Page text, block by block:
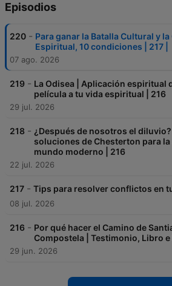
Episodios
220 - Para ganar la Batalla Cultural y la
Espiritual, 10 condiciones | 217 |
07 ago. 2026
219 - La Odisea | Aplicación espiritual
película a tu vida espiritual | 216
29 jul. 2026
218 - ¿Después de nosotros el
soluciones de Chesterton para
mundo moderno | 216
22 jul. 2026
217 - Tips para resolver conflictos en
08 jul. 2026
216 - Por qué hacer el Camino de
Compostela | Testimonio, Libro
29 jun. 2026